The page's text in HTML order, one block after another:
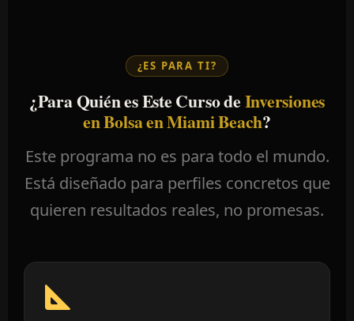
¿ES PARA TI?
¿Para Quién es Este Curso deInversiones
en Bolsa en Miami Beach?
Este programa no es para todo el mundo.
Está diseñado para perfiles concretos que
quieren resultados reales, no promesas.